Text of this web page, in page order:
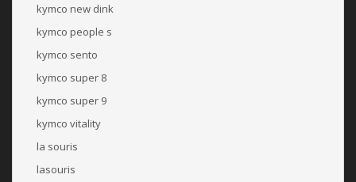
kymco new dink
kymco people s
kymco sento
kymco super 8
kymco super 9
kymco vitality
la souris
lasouris